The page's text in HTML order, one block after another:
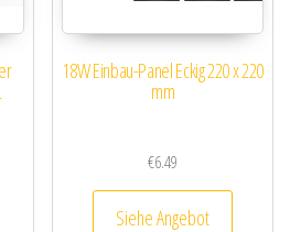
18W Einbau-Panel Eckig 220 x 220
mm
€6.49
Siehe Angebot